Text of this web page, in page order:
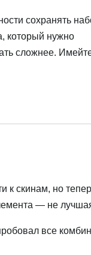
сохранять
который нужно
сложнее.
к скинам, но
— не
все